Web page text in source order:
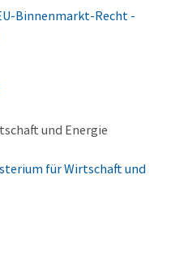
Binnenmarkt-Recht -
und Energie
für Wirtschaft und